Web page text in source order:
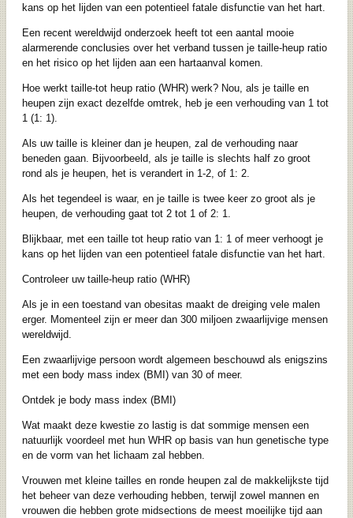
kans op het lijden van een potentieel fatale disfunctie van het hart.
Een recent wereldwijd onderzoek heeft tot een aantal mooie
alarmerende conclusies over het verband tussen je taille-heup ratio
en het risico op het lijden aan een hartaanval komen.
Hoe werkt taille-tot heup ratio (WHR) werk? Nou, als je taille en
heupen zijn exact dezelfde omtrek, heb je een verhouding van 1 tot
1 (1: 1).
Als uw taille is kleiner dan je heupen, zal de verhouding naar
beneden gaan. Bijvoorbeeld, als je taille is slechts half zo groot
rond als je heupen, het is verandert in 1-2, of 1: 2.
Als het tegendeel is waar, en je taille is twee keer zo groot als je
heupen, de verhouding gaat tot 2 tot 1 of 2: 1.
Blijkbaar, met een taille tot heup ratio van 1: 1 of meer verhoogt je
kans op het lijden van een potentieel fatale disfunctie van het hart.
Controleer uw taille-heup ratio (WHR)
Als je in een toestand van obesitas maakt de dreiging vele malen
erger. Momenteel zijn er meer dan 300 miljoen zwaarlijvige mensen
wereldwijd.
Een zwaarlijvige persoon wordt algemeen beschouwd als enigszins
met een body mass index (BMI) van 30 of meer.
Ontdek je body mass index (BMI)
Wat maakt deze kwestie zo lastig is dat sommige mensen een
natuurlijk voordeel met hun WHR op basis van hun genetische type
en de vorm van het lichaam zal hebben.
Vrouwen met kleine tailles en ronde heupen zal de makkelijkste tijd
het beheer van deze verhouding hebben, terwijl zowel mannen en
vrouwen die hebben grote midsections de meest moeilijke tijd aan